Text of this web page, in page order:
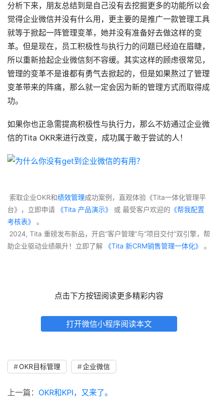
分析下来，朋友总结到是自己没有去挖掘更多的功能所以会
觉得企业微信并没有什么用，更主要的是推广一款管理工具
就等于掀起一阵管理变革，她并没有准备好去做这样的变
革。但是现在，员工积极性与执行力的问题已经迫在眉睫，
所以重新拾起企业微信刻不容缓。其实这样的顾虑很常见，
管理的变革不是谁都有勇气去掀起的，但是如果熬过了管理
变革带来的阵痛，那么就一定会因为新的管理方式而取得成
功。
如果你也正急需提高积极性与执行力，那么不妨通过企业微
信的Tita OKR来进行改变，成功属于敢于尝试的人！
索取企业OKR和绩效管理成功案例，直观体验《Tita一体化管理平
台》，立即申请 《Tita 产品演示》 或 最受客户欢迎的 《帮我配置
考核表》
。
助企业驱动业绩飙升！立即了解 《Tita 新CRM销售管理一体化》 。
点击下方按钮阅读更多精彩内容
打开微信小程序阅读本文
OKR目标管理 企业微信
上一篇： OKR和KPI，又来了。